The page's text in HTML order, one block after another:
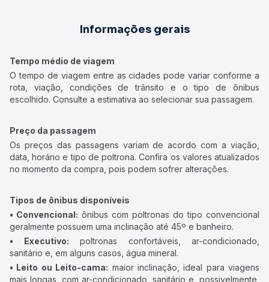
Informações gerais
Tempo médio de viagem
O tempo de viagem entre as cidades pode variar conforme a
rota, viação, condições de trânsito e o tipo de ônibus
escolhido. Consulte a estimativa ao selecionar sua passagem.
Preço da passagem
Os preços das passagens variam de acordo com a viação,
data, horário e tipo de poltrona. Confira os valores atualizados
no momento da compra, pois podem sofrer alterações.
Tipos de ônibus disponíveis
• Convencional: ônibus com poltronas do tipo convencional
geralmente possuem uma inclinação até 45º e banheiro.
• Executivo: poltronas confortáveis, ar-condicionado,
sanitário e, em alguns casos, água mineral.
• Leito ou Leito-cama: maior inclinação, ideal para viagens
mais longas, com ar-condicionado, sanitário e, possivelmente,